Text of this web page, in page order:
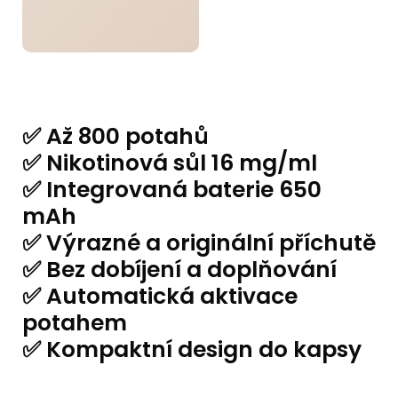
✅ Až 800 potahů
✅ Nikotinová sůl 16 mg/ml
✅ Integrovaná baterie 650
mAh
✅ Výrazné a originální příchutě
✅ Bez dobíjení a doplňování
✅ Automatická aktivace
potahem
✅ Kompaktní design do kapsy